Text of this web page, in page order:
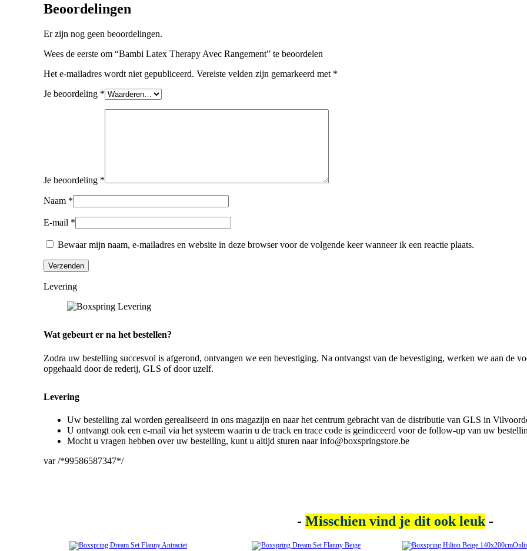
Beoordelingen
Er zijn nog geen beoordelingen.
Wees de eerste om “Bambi Latex Therapy Avec Rangement” te beoordelen
Het e-mailadres wordt niet gepubliceerd. Vereiste velden zijn gemarkeerd met *
Je beoordeling *
Je beoordeling *
Naam *
E-mail *
Bewaar mijn naam, e-mailadres en website in deze browser voor de volgende keer wanneer ik een reactie plaats.
Levering
Wat gebeurt er na het bestellen?
Zodra uw bestelling succesvol is afgerond, ontvangen we een bevestiging. Na ontvangst van de bevestiging, werken we aan de
opgehaald door de rederij, GLS of door uzelf.
Levering
Uw bestelling zal worden gerealiseerd in ons magazijn en naar het centrum gebracht van de distributie van GLS in
U ontvangt ook een e-mail via het systeem waarin u de track en trace code is geïndiceerd voor de follow-up van uw
Mocht u vragen hebben over uw bestelling, kunt u altijd sturen naar info@boxspringstore.be
var /*99586587347*/
- Misschien vind je dit ook leuk -